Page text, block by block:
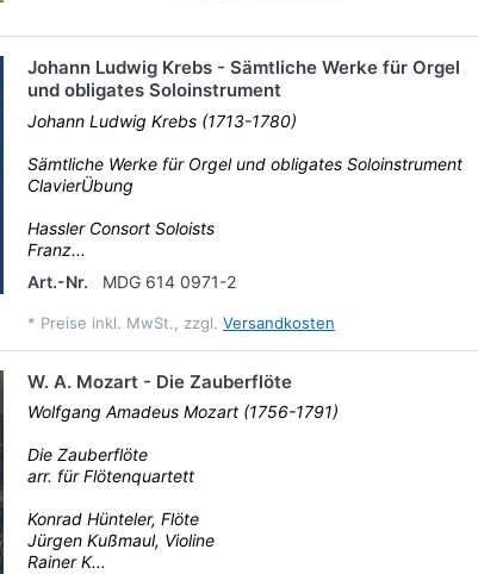
Johann Ludwig Krebs - Sämtliche Werke für Orgel
und obligates Soloinstrument
Johann Ludwig Krebs (1713-1780)
Sämtliche Werke für Orgel und obligates Soloinstrument
ClavierÜbung
Hassler Consort Soloists
Franz...
Art.-Nr.
MDG 614 0971-2
* Preise inkl. MwSt., zzgl. Versandkosten
W. A. Mozart - Die Zauberflöte
Wolfgang Amadeus Mozart (1756-1791)
Die Zauberflöte
arr. für Flötenquartett
Konrad Hünteler, Flöte
Jürgen Kußmaul, Violine
Rainer K...